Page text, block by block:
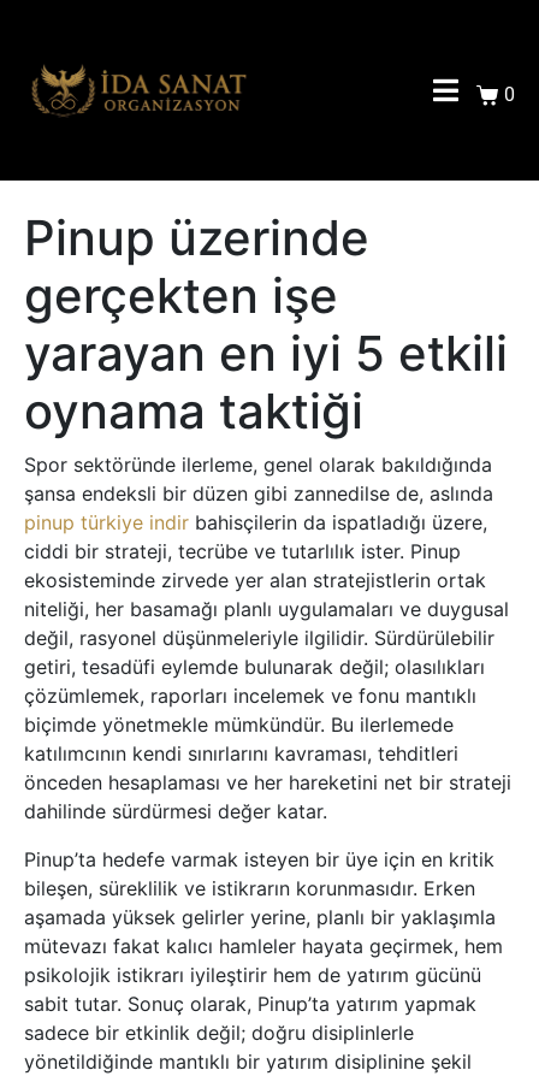
0
Pinup üzerinde
gerçekten işe
yarayan en iyi 5 etkili
oynama taktiği
Spor sektöründe ilerleme, genel olarak bakıldığında
şansa endeksli bir düzen gibi zannedilse de, aslında
pinup türkiye indir bahisçilerin da ispatladığı üzere,
ciddi bir strateji, tecrübe ve tutarlılık ister. Pinup
ekosisteminde zirvede yer alan stratejistlerin ortak
niteliği, her basamağı planlı uygulamaları ve duygusal
değil, rasyonel düşünmeleriyle ilgilidir. Sürdürülebilir
getiri, tesadüfi eylemde bulunarak değil; olasılıkları
çözümlemek, raporları incelemek ve fonu mantıklı
biçimde yönetmekle mümkündür. Bu ilerlemede
katılımcının kendi sınırlarını kavraması, tehditleri
önceden hesaplaması ve her hareketini net bir strateji
dahilinde sürdürmesi değer katar.
Pinup’ta hedefe varmak isteyen bir üye için en kritik
bileşen, süreklilik ve istikrarın korunmasıdır. Erken
aşamada yüksek gelirler yerine, planlı bir yaklaşımla
mütevazı fakat kalıcı hamleler hayata geçirmek, hem
psikolojik istikrarı iyileştirir hem de yatırım gücünü
sabit tutar. Sonuç olarak, Pinup’ta yatırım yapmak
sadece bir etkinlik değil; doğru disiplinlerle
yönetildiğinde mantıklı bir yatırım disiplinine şekil